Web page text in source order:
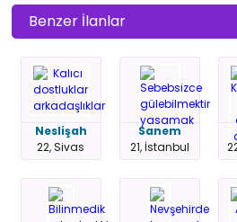
Benzer İlanlar
Neslişah
22, Sivas
Sanem
21, İstanbul